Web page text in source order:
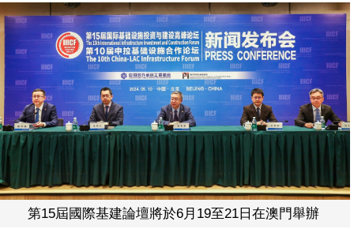
第15屆國際基建論壇將於6月19至21日在澳門舉辦